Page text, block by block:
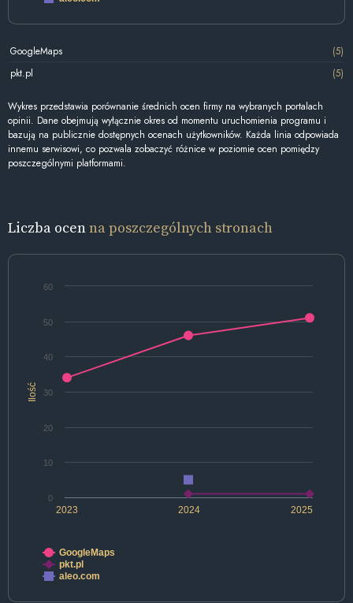
GoogleMaps
(5)
pkt.pl
(5)
Wykres przedstawia porównanie średnich ocen firmy na wybranych portalach
opinii. Dane obejmują wyłącznie okres od momentu uruchomienia programu i
bazują na publicznie dostępnych ocenach użytkowników. Każda linia odpowiada
innemu serwisowi, co pozwala zobaczyć różnice w poziomie ocen pomiędzy
poszczególnymi platformami.
Liczba ocenna poszczególnych stronach
Ilość
2023 2024 2025
0
10
20
30
40
50
60
GoogleMaps
pkt.pl
aleo.com